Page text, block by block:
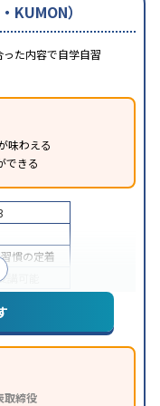
KUMON）
た内容で自学自習
味わえる
できる
慣の定着
可能
取締役